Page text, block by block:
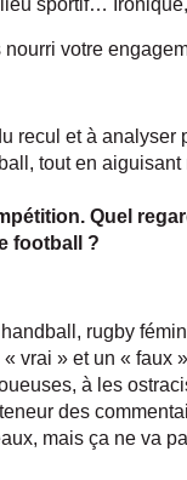
sportif…
votre
recul et à
tout en
Quel
football ?
rugby
vrai » et un « faux
à les
des
mais ça ne va